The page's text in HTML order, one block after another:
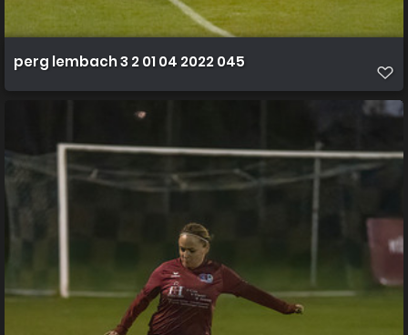
perg lembach 3 2 01 04 2022 045